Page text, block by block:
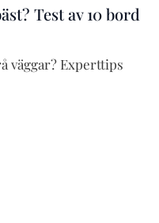
Test av 10 bord